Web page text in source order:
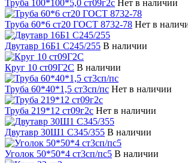
Труба 100*100*5,0 ст09г2с Нет в наличии
Труба 60*6 ст20 ГОСТ 8732-78 Нет в
Двутавр 16Б1 С245/255 В наличии
Круг 10 ст09Г2С В наличии
Труба 60*40*1,5 ст3сп/пс Нет в наличии
Труба 219*12 ст09г2с Нет в наличии
Двутавр 30Ш1 С345/355 В наличии
Уголок 50*50*4 ст3сп/пс5 В наличии